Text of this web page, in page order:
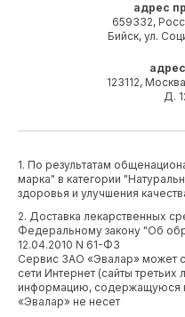
адрес
659332,
Бийск, ул.
123112,
Д.
1. По результатам
марка" в категории
здоровья и улучшения
2. Доставка лекарственных
Федеральному закону "Об
12.04.2010 N 61-ФЗ
Сервис ЗАО «Эвалар» может
сети Интернет (сайты третьих
информацию, содержащуюся
«Эвалар» не несет